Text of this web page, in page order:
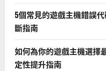
5個常見的遊戲主機錯誤
斷指南
如何為你的遊戲主機選擇
定性提升指南